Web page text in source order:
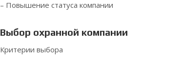
– Повышение статуса компании
Выбор охранной компании
Критерии выбора